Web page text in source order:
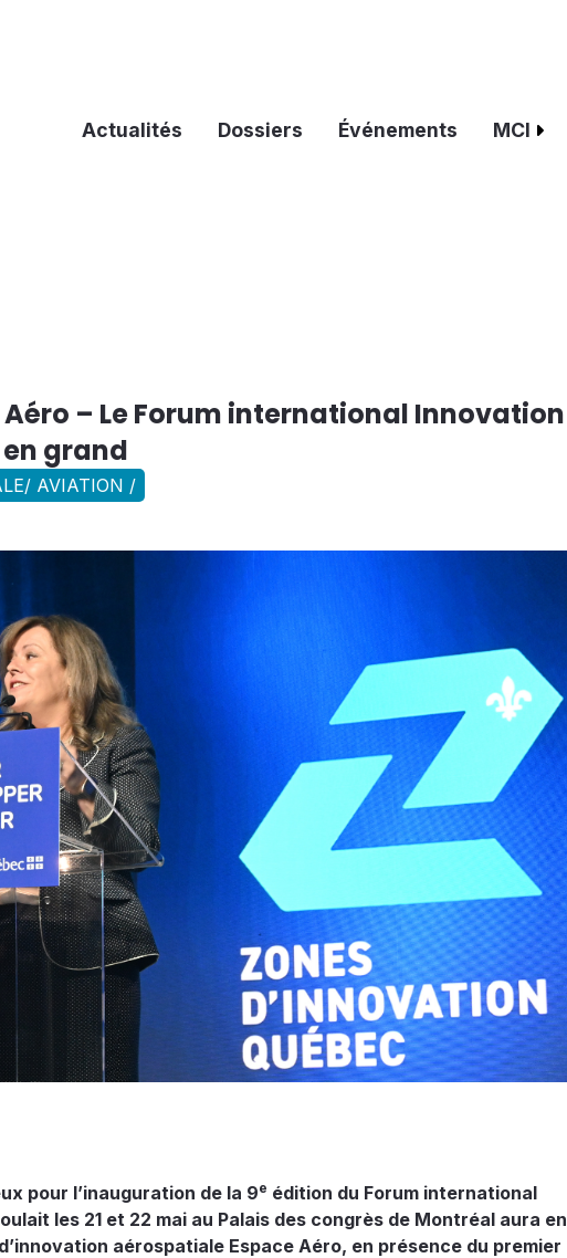
Actualités Dossiers Événements MCI
Aéro – Le Forum international Innovation
grand
AVIATION /
pour l’inauguration de la 9e édition du Forum international
les 21 et 22 mai au Palais des congrès de Montréal aura en
aérospatiale Espace Aéro, en présence du premier